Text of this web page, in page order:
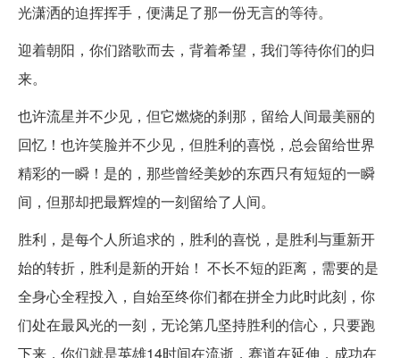
光潇洒的迫挥挥手，便满足了那一份无言的等待。
迎着朝阳，你们踏歌而去，背着希望，我们等待你们的归
来。
也许流星并不少见，但它燃烧的刹那，留给人间最美丽的
回忆！也许笑脸并不少见，但胜利的喜悦，总会留给世界
精彩的一瞬！是的，那些曾经美妙的东西只有短短的一瞬
间，但那却把最辉煌的一刻留给了人间。
胜利，是每个人所追求的，胜利的喜悦，是胜利与重新开
始的转折，胜利是新的开始！ 不长不短的距离，需要的是
全身心全程投入，自始至终你们都在拼全力此时此刻，你
们处在最风光的一刻，无论第几坚持胜利的信心，只要跑
下来，你们就是英雄14时间在流逝，赛道在延伸，成功在